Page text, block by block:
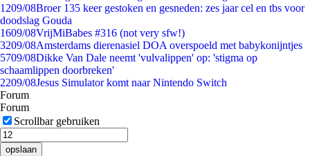
1209/08Broer 135 keer gestoken en gesneden: zes jaar cel en tbs voor
doodslag Gouda
1609/08VrijMiBabes #316 (not very sfw!)
3209/08Amsterdams dierenasiel DOA overspoeld met babykonijntjes
5709/08Dikke Van Dale neemt 'vulvalippen' op: 'stigma op
schaamlippen doorbreken'
2209/08Jesus Simulator komt naar Nintendo Switch
Forum
Forum
Scrollbar gebruiken
opslaan